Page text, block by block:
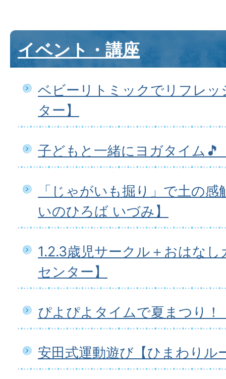
イベント・講座
ベビーリトミックでリフレ
ター】
子どもと一緒にヨガタイム🎵
「じゃがいも掘り」で土の
いのひろば いづみ】
1.2.3歳児サークル＋おはな
センター】
ぴよぴよタイムで夏まつり！
安田式運動遊び【ひまわりル